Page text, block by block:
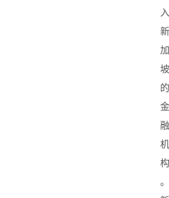
入
新
加
坡
的
金
融
机
构
。